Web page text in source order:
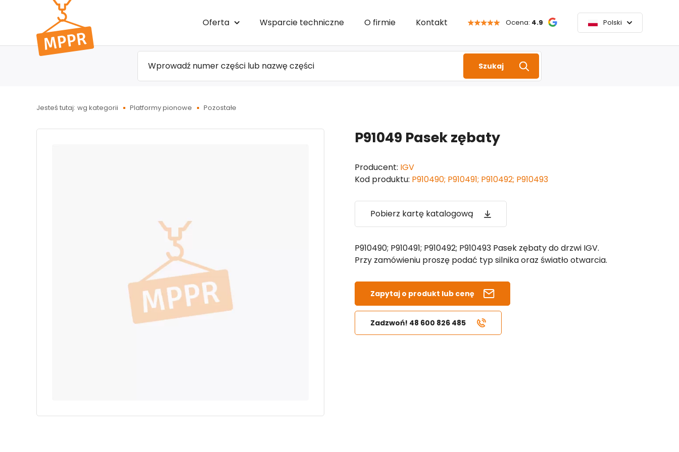
do menu
głównego
Oferta Wsparcie techniczne O firmie Kontakt Ocena: 4.9 Polski
Szukaj
Jesteś tutaj: wg kategorii Platformy pionowe Pozostałe
P91049 Pasek zębaty
Producent: IGV
Kod produktu: P910490; P910491; P910492; P910493
Pobierz kartę katalogową
P910490; P910491; P910492; P910493 Pasek zębaty do drzwi IGV.
Przy zamówieniu proszę podać typ silnika oraz światło otwarcia.
Zapytaj o produkt lub cenę
Zadzwoń! 48 600 826 485